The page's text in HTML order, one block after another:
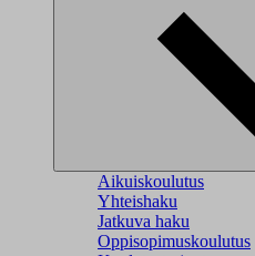
Aikuiskoulutus
Yhteishaku
Jatkuva haku
Oppisopimuskoulutus